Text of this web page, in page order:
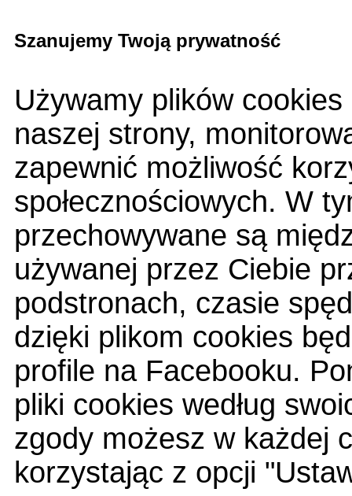
Szanujemy Twoją prywatność
Używamy plików
naszej strony,
zapewnić możliwość
społecznościowych. W
przechowywane są
używanej przez Ciebie
podstronach, czasie
dzięki plikom cookies
profile na Facebooku.
pliki cookies według
zgody możesz w każdej
korzystając z opcji